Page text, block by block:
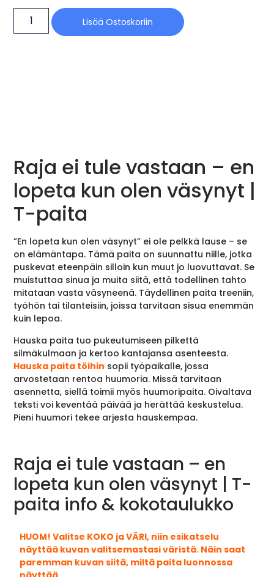
Lisää Ostoskoriin
Raja ei tule vastaan – en
lopeta kun olen väsynyt |
T-paita
”En lopeta kun olen väsynyt” ei ole pelkkä lause – se
on elämäntapa. Tämä paita on suunnattu niille, jotka
puskevat eteenpäin silloin kun muut jo luovuttavat. Se
muistuttaa sinua ja muita siitä, että todellinen tahto
mitataan vasta väsyneenä. Täydellinen paita treeniin,
työhön tai tilanteisiin, joissa tarvitaan sisua enemmän
kuin lepoa.
Hauska paita tuo pukeutumiseen pilkettä
silmäkulmaan ja kertoo kantajansa asenteesta.
Hauska paita töihin sopii työpaikalle, jossa
arvostetaan rentoa huumoria. Missä tarvitaan
asennetta, siellä toimii myös huumoripaita. Oivaltava
teksti voi keventää päivää ja herättää keskustelua.
Pieni huumori tekee arjesta hauskempaa.
Raja ei tule vastaan – en
lopeta kun olen väsynyt | T-
paita info & kokotaulukko
HUOM! Valitse KOKO ja VÄRI, niin esikatselu
näyttää kuvan valitsemastasi väristä. Näin saat
paremman kuvan siitä, miltä paita luonnossa